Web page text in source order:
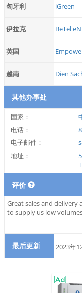
匈牙利 iGreen
伊拉克 BeTel
英国
越南 Dien
其他办事处
国家：
电话：
电子邮件：
地址：
评价
Great sales and
to supply us low
最后更新 2023年